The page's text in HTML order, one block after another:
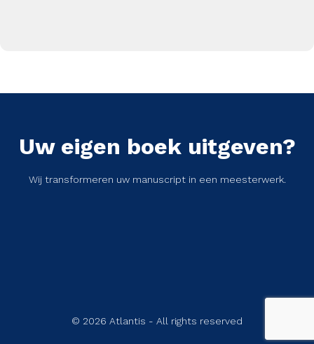
Uw eigen boek uitgeven?
Wij transformeren uw manuscript in een meesterwerk.
© 2026 Atlantis - All rights reserved